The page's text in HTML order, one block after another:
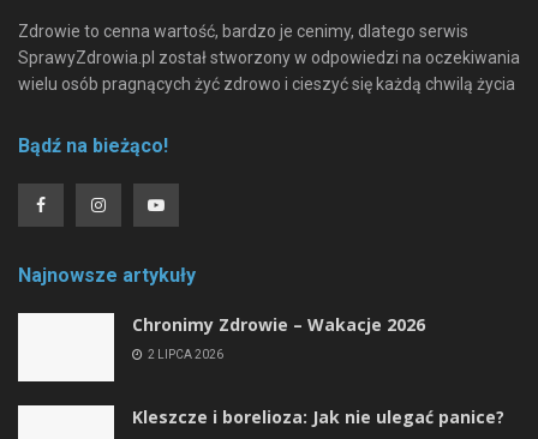
Zdrowie to cenna wartość, bardzo je cenimy, dlatego serwis
SprawyZdrowia.pl został stworzony w odpowiedzi na oczekiwania
wielu osób pragnących żyć zdrowo i cieszyć się każdą chwilą życia
Bądź na bieżąco!
Najnowsze artykuły
Chronimy Zdrowie ­– Wakacje 2026
2 LIPCA 2026
Kleszcze i borelioza: Jak nie ulegać panice?